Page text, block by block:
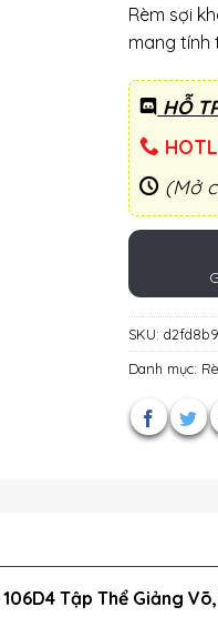
Rèm sợi
mang tính
HỖ
(Mở
SKU:
Danh mục:
106D4 Tập Thể Giảng